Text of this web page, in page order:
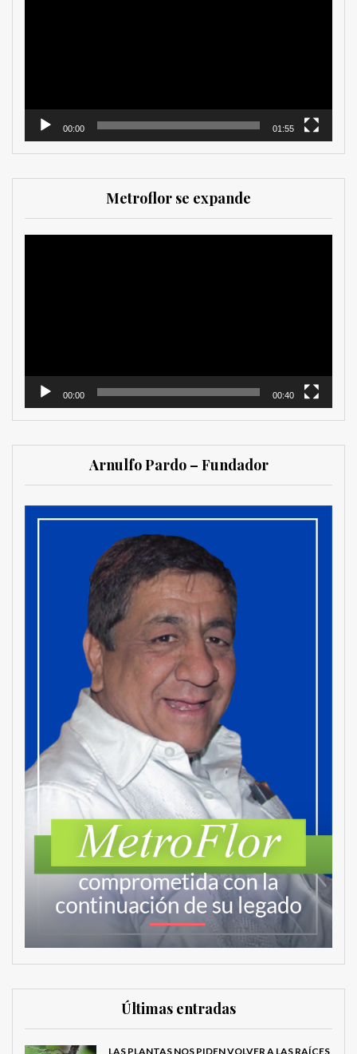
00:00 01:55
Metroflor se expande
00:00 00:40
Arnulfo Pardo – Fundador
Últimas entradas
LAS PLANTAS NOS PIDEN VOLVER A LAS RAÍCES